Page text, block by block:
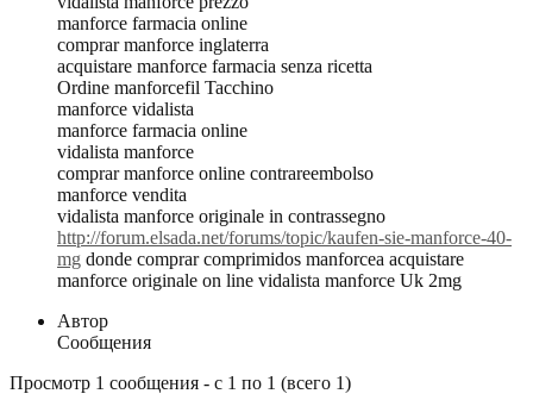
manforce farmacia online
comprar manforce inglaterra
acquistare manforce farmacia senza ricetta
Ordine manforcefil Tacchino
manforce vidalista
manforce farmacia online
vidalista manforce
comprar manforce online contrareembolso
manforce vendita
vidalista manforce originale in contrassegno
http://forum.elsada.net/forums/topic/kaufen-sie-manforce-40-
mg donde comprar comprimidos manforcea acquistare
manforce originale on line vidalista manforce Uk 2mg
Автор
Сообщения
Просмотр 1 сообщения - с 1 по 1 (всего 1)